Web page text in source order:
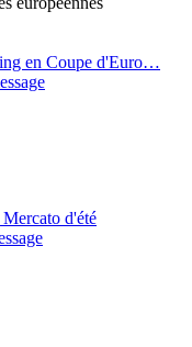
en Coupe d'Euro…
d'été